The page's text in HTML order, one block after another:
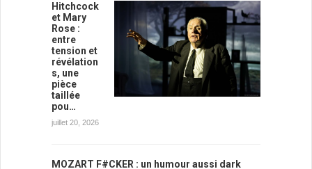
Hitchcock
et Mary
Rose :
entre
tension et
révélation
s, une
pièce
taillée
pou…
juillet 20, 2026
MOZART F#CKER : un humour aussi dark